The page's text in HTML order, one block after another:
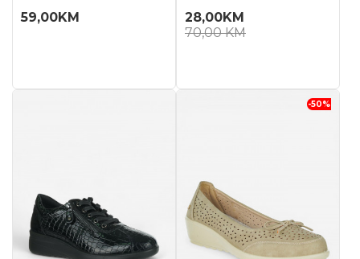
59,00KM
28,00KM
70,00KM
-50%